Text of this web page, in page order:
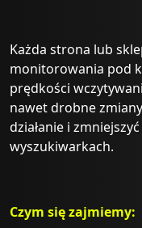
Każda strona lub
monitorowania pod
prędkości
nawet drobne
działanie i
wyszukiwarkach.
Czym się zajmiemy: